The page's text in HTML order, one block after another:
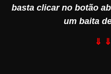
basta clicar no botão
um baita
⇓